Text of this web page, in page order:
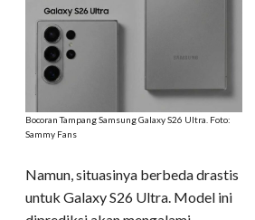
Bocoran Tampang Samsung Galaxy S26 Ultra. Foto:
Sammy Fans
Namun, situasinya berbeda drastis
untuk Galaxy S26 Ultra. Model ini